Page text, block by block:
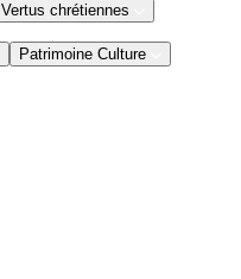
Vertus chrétiennes
Patrimoine Culture